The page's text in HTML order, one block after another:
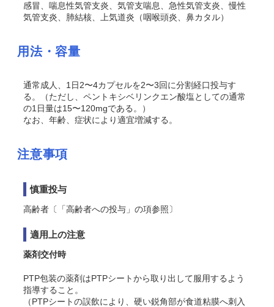
感冒、喘息性気管支炎、気管支喘息、急性気管支炎、慢性
気管支炎、肺結核、上気道炎（咽喉頭炎、鼻カタル）
用法・容量
通常成人、1日2〜4カプセルを2〜3回に分割経口投与す
る。（ただし、ペントキシベリンクエン酸塩としての通常
の1日量は15〜120mgである。）
なお、年齢、症状により適宜増減する。
注意事項
慎重投与
高齢者〔「高齢者への投与」の項参照〕
適用上の注意
薬剤交付時
PTP包装の薬剤はPTPシートから取り出して服用するよう
指導すること。
（PTPシートの誤飲により、硬い鋭角部が食道粘膜へ刺入